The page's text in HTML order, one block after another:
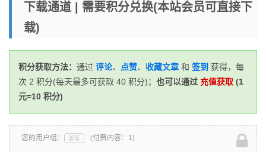
下载通道 | 需要积分兑换(本站会员可直接下
载)
积分获取方法： 通过 评论、 点赞、 收藏文章 和 签到 获得，每
次 2 积分(每天最多可获取 40 积分)； 也可以通过 充值获取 (1
元=10 积分)
您的用户组： 游客 (付费内容：1)